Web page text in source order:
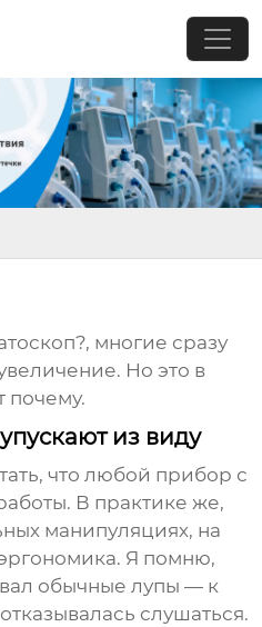
многие сразу
Но это в
почему.
из виду
что любой прибор с
В практике же,
манипуляциях, на
Я помню,
обычные лупы — к
слушаться.